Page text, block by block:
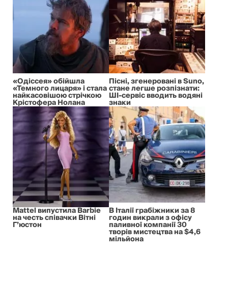
«Одіссея» обійшла
«Темного лицаря» і стала
найкасовішою стрічкою
Крістофера Нолана
Пісні, згенеровані в Suno,
стане легше розпізнати:
ШІ-сервіс вводить водяні
знаки
Mattel випустила Barbie
на честь співачки Вітні
Г’юстон
В Італії грабіжники за 8
годин викрали з офісу
паливної компанії 30
творів мистецтва на $4,6
мільйона